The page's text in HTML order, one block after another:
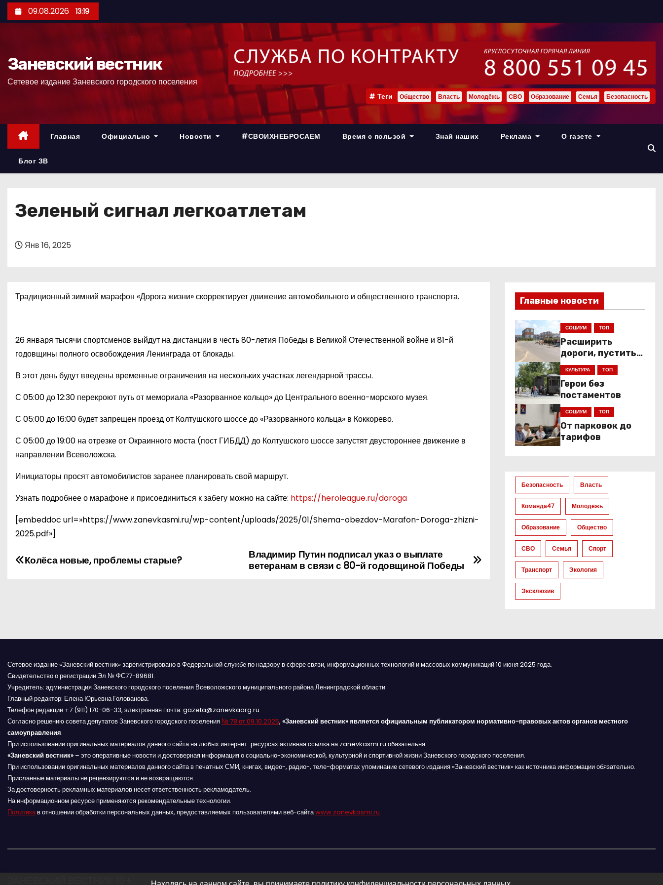
е
р
09.08.2026 13:19
Заневский вестник
Сетевое издание Заневского городского поселения
Теги Общество Власть Молодёжь СВО Образование Семья Безопасность
Главная Официально Новости #СВОИХНЕБРОСАЕМ Время с пользой Знай наших Реклама О газете
Блог ЗВ
Зеленый сигнал легкоатлетам
Янв 16, 2025
Традиционный зимний марафон «Дорога жизни» скорректирует движение автомобильного и общественного транспорта.
26 января тысячи спортсменов выйдут на дистанции в честь 80-летия Победы в Великой Отечественной войне и 81-й
годовщины полного освобождения Ленинграда от блокады.
В этот день будут введены временные ограничения на нескольких участках легендарной трассы.
С 05:00 до 12:30 перекроют путь от мемориала «Разорванное кольцо» до Центрального военно-морского музея.
С 05:00 до 16:00 будет запрещен проезд от Колтушского шоссе до «Разорванного кольца» в Коккорево.
С 05:00 до 19:00 на отрезке от Окраинного моста (пост ГИБДД) до Колтушского шоссе запустят двустороннее движение в
направлении Всеволожска.
Инициаторы просят автомобилистов заранее планировать свой маршрут.
Узнать подробнее о марафоне и присоединиться к забегу можно на сайте: https://heroleague.ru/doroga
[embeddoc url=»https://www.zanevkasmi.ru/wp-content/uploads/2025/01/Shema-obezdov-Marafon-Doroga-zhizni-
2025.pdf»]
Н
г
а
ц
и
я
п
о
з
а
и
с
Владимир Путин подписал указ о выплате
ветеранам в связи с 80-й годовщиной Победы
Колёса новые, проблемы старые?
Главные новости
СОЦИУМ ТОП
Расширить
дороги, пустить
низкопольники
КУЛЬТУРА ТОП
Герои без
постаментов
СОЦИУМ ТОП
От парковок до
тарифов
Безопасность Власть
Команда47 Молодёжь
Образование Общество
СВО Семья Спорт
Транспорт Экология
Эксклюзив
Сетевое издание «Заневский вестник» зарегистрировано в Федеральной службе по надзору в сфере связи, информационных технологий и массовых коммуникаций 10 июня 2025 года.
Свидетельство о регистрации Эл № ФС77-89681.
Учредитель: администрация Заневского городского поселения Всеволожского муниципального района Ленинградской области.
Главный редактор: Елена Юрьевна Голованова.
Телефон редакции +7 (911) 170-06-33, электронная почта: gazeta@zanevkaorg.ru
Согласно решению совета депутатов Заневского городского поселения № 78 от 09.10.2025, «Заневский вестник» является официальным публикатором нормативно-правовых актов органов местного
самоуправления.
При использовании оригинальных материалов данного сайта на любых интернет-ресурсах активная ссылка на zanevkasmi.ru обязательна.
«Заневский вестник» – это оперативные новости и достоверная информация о социально-экономической, культурной и спортивной жизни Заневского городского поселения.
При использовании оригинальных материалов данного сайта в печатных СМИ, книгах, видео-, радио-, теле-форматах упоминание сетевого издания «Заневский вестник» как источника информации обязательно.
Присланные материалы не рецензируются и не возвращаются.
За достоверность рекламных материалов несет ответственность рекламодатель.
На информационном ресурсе применяются рекомендательные технологии.
Политикав отношении обработки персональных данных, предоставляемых пользователями веб-сайтаwww.zanevkasmi.ru